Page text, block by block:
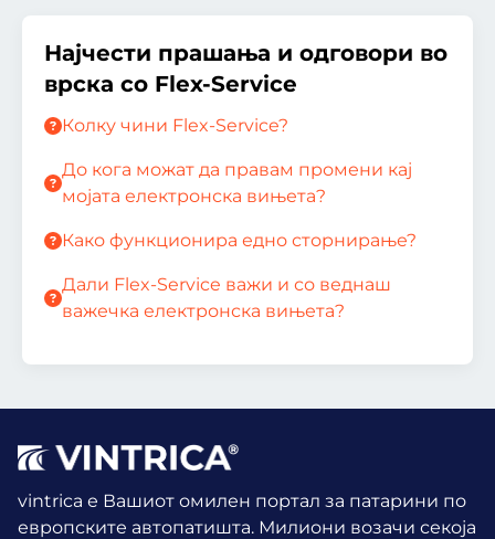
Најчести прашања и одговори во
врска со Flex-Service
Колку чини Flex-Service?
До кога можат да правам промени кај
мојата електронска вињета?
Како функционира едно сторнирање?
Дали Flex-Service важи и со веднаш
важечка електронска вињета?
vintrica е Вашиот омилен портал за патарини по
европските автопатишта. Милиони возачи секоја